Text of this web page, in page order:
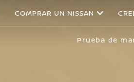
COMPRAR UN NISSAN
Prueba de